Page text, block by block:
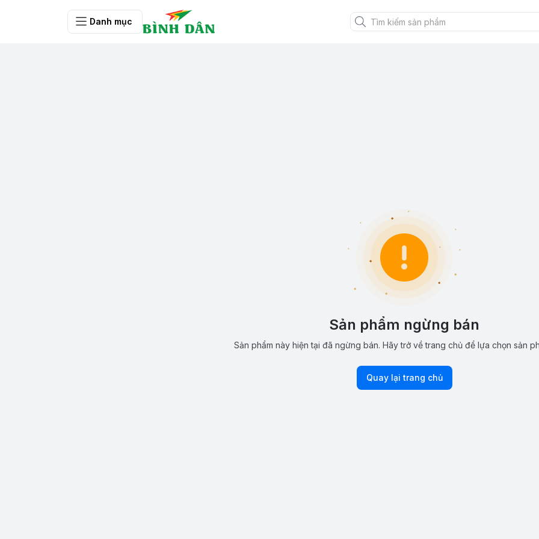
Danh mục
Sản phẩm ngừng bán
Sản phẩm này hiện tại đã ngừng bán. Hãy trở về trang chủ để lựa chọn sản
Quay lại trang chủ